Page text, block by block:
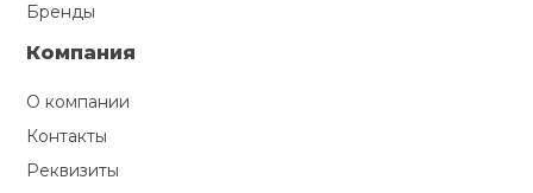
Бренды
Компания
О компании
Контакты
Реквизиты